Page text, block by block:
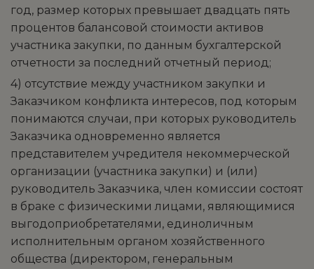
год, размер которых превышает двадцать пять
процентов балансовой стоимости активов
участника закупки, по данным бухгалтерской
отчетности за последний отчетный период;
4) отсутствие между участником закупки и
Заказчиком конфликта интересов, под которым
понимаются случаи, при которых руководитель
Заказчика одновременно является
представителем учредителя некоммерческой
организации (участника закупки) и (или)
руководитель Заказчика, член комиссии состоят
в браке с физическими лицами, являющимися
выгодоприобретателями, единоличным
исполнительным органом хозяйственного
общества (директором, генеральным